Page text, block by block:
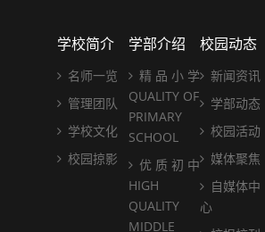
学校简介
名师一览
管理团队
学校文化
校园掠影
学部介绍
精 品 小 学
QUALITY OF
PRIMARY
SCHOOL
优 质 初 中
HIGH
QUALITY
MIDDLE
校园动态
新闻资讯
学部动态
校园活动
媒体聚焦
自媒体中
心